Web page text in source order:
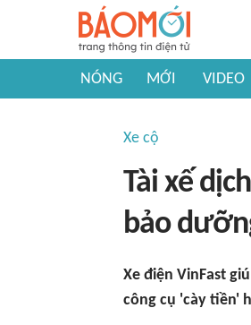
NÓNG MỚI VIDEO
Xe cộ
Tài xế
bảo
Xe điện VinFast
công cụ 'cày tiền'